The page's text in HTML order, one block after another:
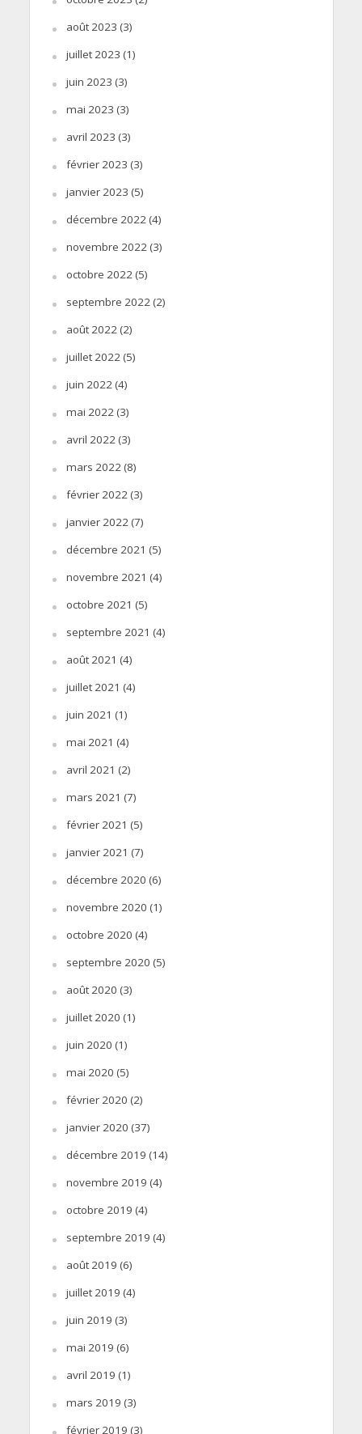
août 2023 (3)
juillet 2023 (1)
juin 2023 (3)
mai 2023 (3)
avril 2023 (3)
février 2023 (3)
janvier 2023 (5)
décembre 2022(4)
novembre 2022(3)
octobre 2022(5)
septembre 2022(2)
août 2022(2)
juillet 2022(5)
juin 2022(4)
mai 2022(3)
avril 2022(3)
mars 2022(8)
février 2022(3)
janvier 2022(7)
décembre 2021 (5)
novembre 2021 (4)
octobre 2021 (5)
septembre 2021 (4)
août 2021 (4)
juillet 2021 (4)
juin 2021 (1)
mai 2021 (4)
avril 2021 (2)
mars 2021 (7)
février 2021 (5)
janvier 2021 (7)
décembre 2020 (6)
novembre 2020 (1)
octobre 2020 (4)
septembre 2020 (5)
août 2020 (3)
juillet 2020 (1)
juin 2020 (1)
mai 2020 (5)
février 2020 (2)
janvier 2020 (37)
décembre 2019 (14)
novembre 2019 (4)
octobre 2019 (4)
septembre 2019 (4)
août 2019 (6)
juillet 2019 (4)
juin 2019 (3)
mai 2019 (6)
avril 2019 (1)
mars 2019 (3)
février 2019 (3)